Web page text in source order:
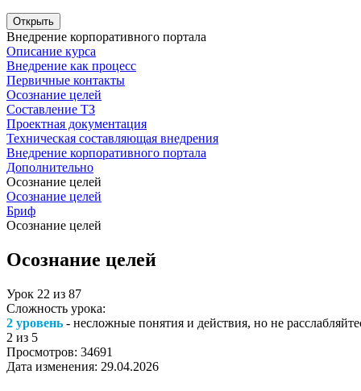
Открыть
Внедрение корпоративного портала
Описание курса
Внедрение как процесс
Первичные контакты
Осознание целей
Составление ТЗ
Проектная документация
Техническая составляющая внедрения
Внедрение корпоративного портала
Дополнительно
Осознание целей
Осознание целей
Бриф
Осознание целей
Осознание целей
Урок 22 из 87
Сложность урока:
2 уровень - несложные понятия и действия, но не
2 из 5
Просмотров: 34691
Дата изменения: 29.04.2026